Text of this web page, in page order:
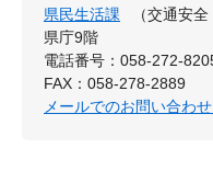
県民生活課
（交通安
県庁9階
電話番号：058-272-
FAX：058-278-2889
メールでのお問い合わ